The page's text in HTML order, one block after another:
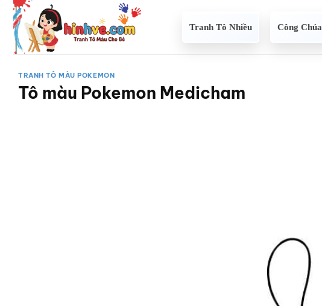
qua
dung
Tranh Tô Nhiều Công Chúa
TRANH TÔ MÀU POKEMON
Tô màu Pokemon Medicham